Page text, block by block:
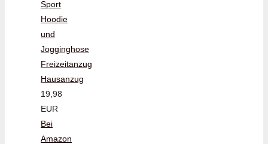
Sport
Hoodie
und
Jogginghose
Freizeitanzug
Hausanzug
19,98
EUR
Bei
Amazon